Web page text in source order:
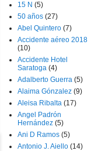
15 N (5)
50 años (27)
Abel Quintero (7)
Accidente aéreo 2018
(10)
Accidente Hotel
Saratoga (4)
Adalberto Guerra (5)
Alaima Gónzalez (9)
Aleisa Ribalta (17)
Angel Padrón
Hernández (5)
Ani D Ramos (5)
Antonio J. Aiello (14)